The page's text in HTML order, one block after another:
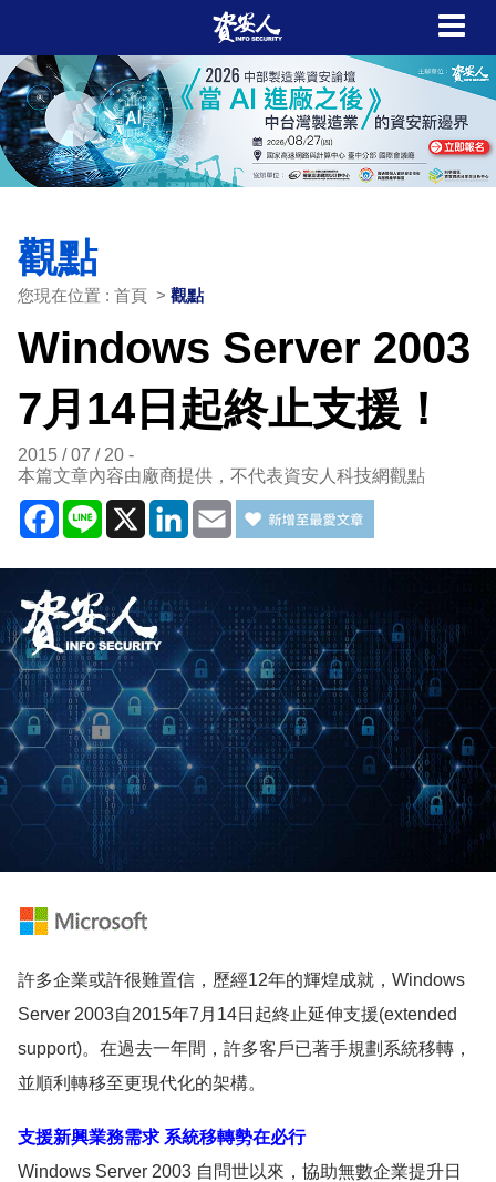
觀點
您現在位置 : 首頁 > 觀點
Windows Server 2003
7月14日起終止支援！
2015 / 07 / 20
本篇文章內容由廠商提供，不代表資安人科技網觀點
Facebook
Line X LinkedIn
Email
許多企業或許很難置信，歷經12年的輝煌成就，Windows
Server 2003自2015年7月14日起終止延伸支援(extended
support)。在過去一年間，許多客戶已著手規劃系統移轉，
並順利轉移至更現代化的架構。
支援新興業務需求 系統移轉勢在必行
Windows Server 2003 自問世以來，協助無數企業提升日